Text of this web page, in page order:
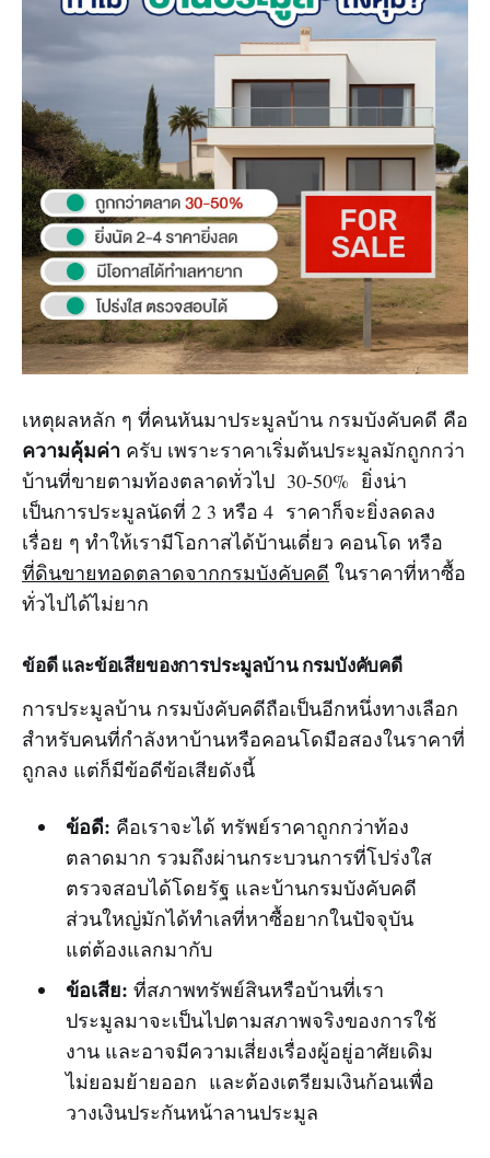
เหตุผลหลัก ๆ ที่คนหันมาประมูลบ้าน กรมบังคับคดี คือ
ความคุ้มค่า ครับ เพราะราคาเริ่มต้นประมูลมักถูกกว่า
บ้านที่ขายตามท้องตลาดทั่วไป 30-50% ยิ่งน่า
เป็นการประมูลนัดที่ 2 3 หรือ 4 ราคาก็จะยิ่งลดลง
เรื่อย ๆ ทำให้เรามีโอกาสได้บ้านเดี่ยว คอนโด หรือ
ที่ดินขายทอดตลาดจากกรมบังคับคดี ในราคาที่หาซื้อ
ทั่วไปได้ไม่ยาก
ข้อดี และข้อเสียของการประมูลบ้าน กรมบังคับคดี
การประมูลบ้าน กรมบังคับคดีถือเป็นอีกหนึ่งทางเลือก
สำหรับคนที่กำลังหาบ้านหรือคอนโดมือสองในราคาที่
ถูกลง แต่ก็มีข้อดีข้อเสียดังนี้
ข้อดี: คือเราจะได้ ทรัพย์ราคาถูกกว่าท้อง
ตลาดมาก รวมถึงผ่านกระบวนการที่โปร่งใส
ตรวจสอบได้โดยรัฐ และบ้านกรมบังคับคดี
ส่วนใหญ่มักได้ทำเลที่หาซื้อยากในปัจจุบัน
แต่ต้องแลกมากับ
ข้อเสีย: ที่สภาพทรัพย์สินหรือบ้านที่เรา
ประมูลมาจะเป็นไปตามสภาพจริงของการใช้
งาน และอาจมีความเสี่ยงเรื่องผู้อยู่อาศัยเดิม
ไม่ยอมย้ายออก และต้องเตรียมเงินก้อนเพื่อ
วางเงินประกันหน้าลานประมูล